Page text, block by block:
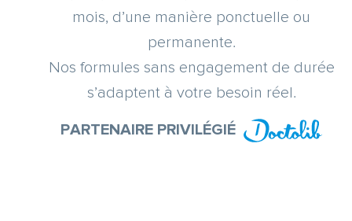
mois, d’une manière ponctuelle ou
permanente.
Nos formules sans engagement de durée
s’adaptent à votre besoin réel.
PARTENAIRE PRIVILÉGIÉ